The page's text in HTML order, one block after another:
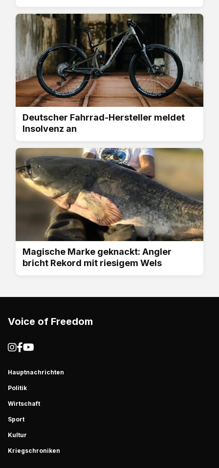
Deutscher Fahrrad-Hersteller meldet
Insolvenz an
Magische Marke geknackt: Angler
bricht Rekord mit riesigem Wels
Voice of Freedom
Hauptnachrichten
Politik
Wirtschaft
Sport
Kultur
Kriegschroniken